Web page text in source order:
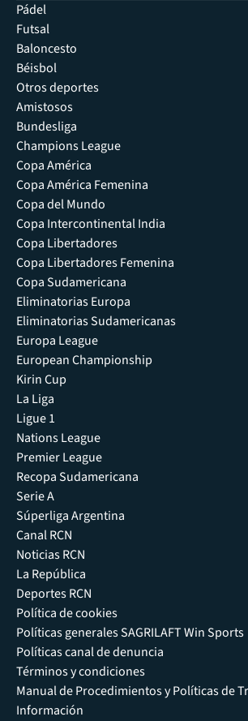
Pádel
Futsal
Baloncesto
Béisbol
Otros deportes
Amistosos
Bundesliga
Champions League
Copa América
Copa América Femenina
Copa del Mundo
Copa Intercontinental India
Copa Libertadores
Copa Libertadores Femenina
Copa Sudamericana
Eliminatorias Europa
Eliminatorias Sudamericanas
Europa League
European Championship
Kirin Cup
La Liga
Ligue 1
Nations League
Premier League
Recopa Sudamericana
Serie A
Súperliga Argentina
Canal RCN
Noticias RCN
La República
Deportes RCN
Política de cookies
Políticas generales SAGRILAFT Win Sports
Políticas canal de denuncia
Términos y condiciones
Manual de Procedimientos y Políticas de
Información